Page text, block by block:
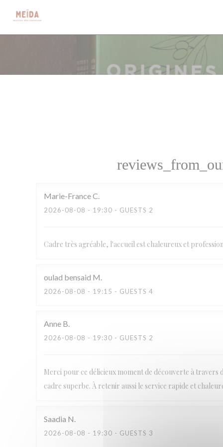
Painel de Gerenciamento de Cookies
Marie-FranceC
2026-08-08 - 19:30 - GUESTS 2
Cadre très agréable, l'accueil est chaleureux et
oulad bensaid M
2026-08-08 - 19:15 - GUESTS 4
Anne B
2026-08-08 - 19:30 - GUESTS 2
Merci pour ce délicieux moment de découverte à travers
cadre superbe. À retenir aussi le service rapide et
Saadia N
2026-08-08 - 19:30 - GUESTS 3